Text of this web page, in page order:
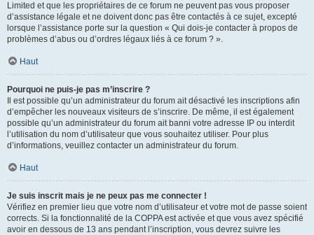
Limited et que les propriétaires de ce forum ne peuvent pas vous proposer
d’assistance légale et ne doivent donc pas être contactés à ce sujet, excepté
lorsque l’assistance porte sur la question « Qui dois-je contacter à propos de
problèmes d’abus ou d’ordres légaux liés à ce forum ? ».
Haut
Pourquoi ne puis-je pas m’inscrire ?
Il est possible qu’un administrateur du forum ait désactivé les inscriptions afin
d’empêcher les nouveaux visiteurs de s’inscrire. De même, il est également
possible qu’un administrateur du forum ait banni votre adresse IP ou interdit
l’utilisation du nom d’utilisateur que vous souhaitez utiliser. Pour plus
d’informations, veuillez contacter un administrateur du forum.
Haut
Je suis inscrit mais je ne peux pas me connecter !
Vérifiez en premier lieu que votre nom d’utilisateur et votre mot de passe soient
corrects. Si la fonctionnalité de la COPPA est activée et que vous avez spécifié
avoir en dessous de 13 ans pendant l’inscription, vous devrez suivre les